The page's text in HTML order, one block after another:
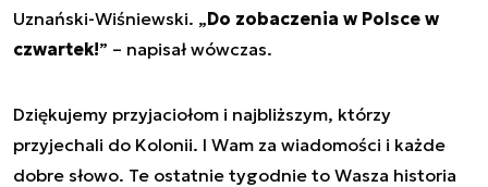
Uznański-Wiśniewski. „Do zobaczenia w Polsce w
czwartek!” – napisał wówczas.
Dziękujemy przyjaciołom i najbliższym, którzy
przyjechali do Kolonii. I Wam za wiadomości i każde
dobre słowo. Te ostatnie tygodnie to Wasza historia